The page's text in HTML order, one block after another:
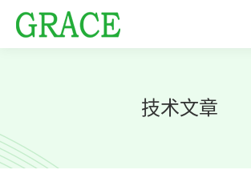
技术文章